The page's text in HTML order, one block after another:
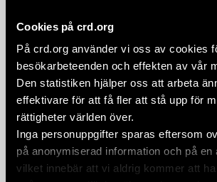
Cookies på crd.org
På crd.org använder vi oss av cookies
besökarbeteenden och effekten av vår
Den statistiken hjälper oss att arbeta
effektivare för att få fler att stå upp för
rättigheter världen över.
Inga personuppgifter sparas eftersom
på anonymiserad information och på en
vilket innebär att vi aldrig kommer att
Lagförslag i Ungern
tysta civilsamhället
UNGERN,UTTALANDEN 22 maj 2025